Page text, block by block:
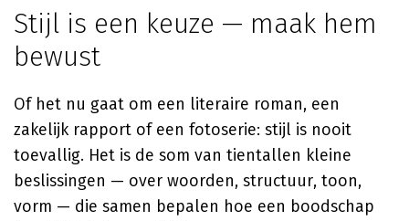
Stijl is een keuze — maak hem
bewust
Of het nu gaat om een literaire roman, een
zakelijk rapport of een fotoserie: stijl is nooit
toevallig. Het is de som van tientallen kleine
beslissingen — over woorden, structuur, toon,
vorm — die samen bepalen hoe een boodschap